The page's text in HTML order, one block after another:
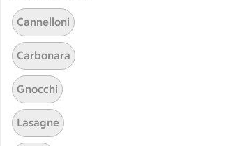
Cannelloni
Carbonara
Gnocchi
Lasagne